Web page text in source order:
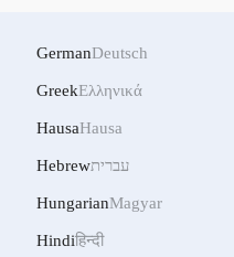
GermanDeutsch
GreekΕλληνικά
HausaHausa
Hebrewעברית
HungarianMagyar
Hindiहिन्दी